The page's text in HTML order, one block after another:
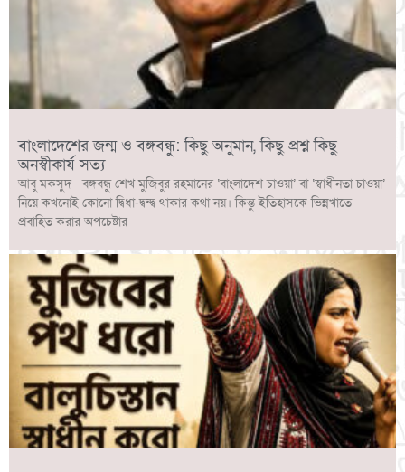
বাংলাদেশের জন্ম ও বঙ্গবন্ধু: কিছু অনুমান, কিছু প্রশ্ন কিছু
অনস্বীকার্য সত্য
আবু মকসুদ বঙ্গবন্ধু শেখ মুজিবুর রহমানের ‘বাংলাদেশ চাওয়া’ বা ‘স্বাধীনতা চাওয়া’
নিয়ে কখনোই কোনো দ্বিধা-দ্বন্দ্ব থাকার কথা নয়। কিন্তু ইতিহাসকে ভিন্নখাতে
প্রবাহিত করার অপচেষ্টার